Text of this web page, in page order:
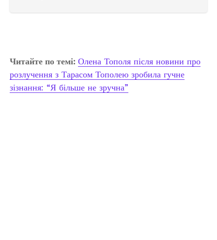
Читайте по темі: Олена Тополя після новини про
розлучення з Тарасом Тополею зробила гучне
зізнання: “Я більше не зручна”